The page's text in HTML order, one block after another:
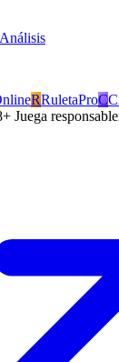
Análisis
RRuletaProC
Juega